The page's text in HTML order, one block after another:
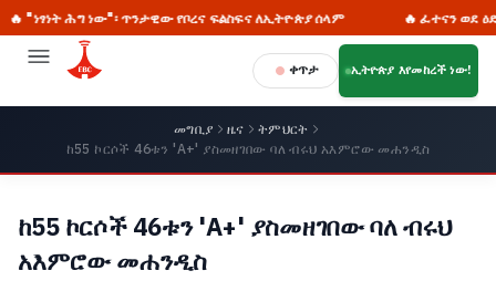
ሕግ ነው"፡ ጥንታዊው የቦረና ፍልስፍና ለኢትዮጵያ ሰላም 🔥 ፈተናን ወደ ዕድል፡
ቀጥታ ኢትዮጵያ እየመከረች ነው!
መግቢያ ዜና
ትምህርት
ከ55 ኮርሶች 46ቱን 'A+' ያስመዘገበው ባለ ብሩህ አእምሮው መሐንዲስ
ከ55 ኮርሶች 46ቱን 'A+' ያስመዘገበው ባለ ብሩህ
አእምሮው መሐንዲስ